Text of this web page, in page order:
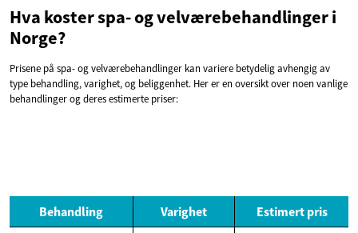
Hva koster spa- og velværebehandlinger i
Norge?
Prisene på spa- og velværebehandlinger kan variere betydelig avhengig av
type behandling, varighet, og beliggenhet. Her er en oversikt over noen vanlige
behandlinger og deres estimerte priser:
Behandling Varighet Estimert pris